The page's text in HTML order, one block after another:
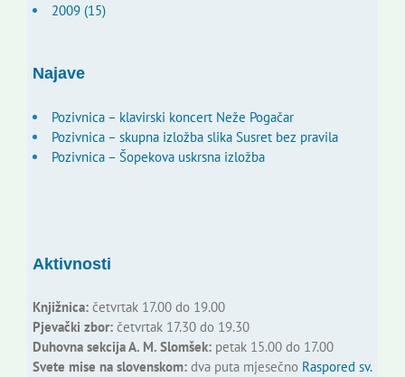
2009 (15)
Najave
Pozivnica – klavirski koncert Neže Pogačar
Pozivnica – skupna izložba slika Susret bez pravila
Pozivnica – Šopekova uskrsna izložba
Aktivnosti
Knjižnica:četvrtak 17.00 do 19.00
Pjevački zbor:četvrtak 17.30 do 19.30
Duhovna sekcija A. M. Slomšek:petak 15.00 do 17.00
Svete mise na slovenskom:dva puta mjesečno Raspored sv.